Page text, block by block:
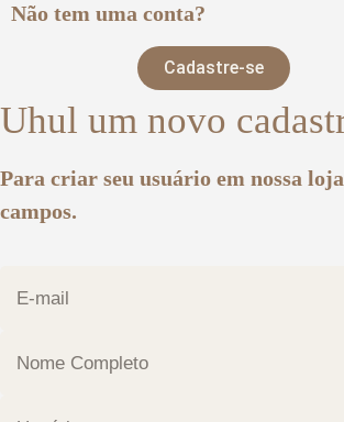
Não tem uma conta?
Cadastre-se
Uhul um novo
Para criar seu usuário em nossa
campos.